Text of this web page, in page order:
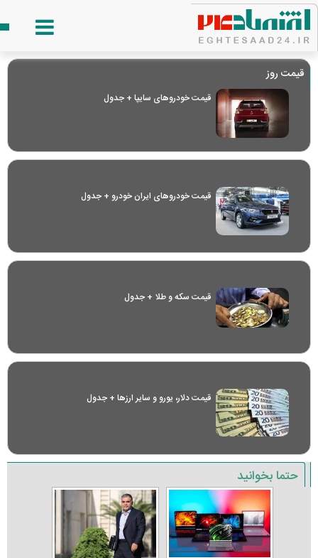
قیمت روز
قیمت خودرو‌های سایپا + جدول
قیمت خودرو‌های ایران خودرو + جدول
قیمت سکه و طلا + جدول
قیمت دلار، یورو و سایر ارز‌ها + جدول
حتما بخوانید